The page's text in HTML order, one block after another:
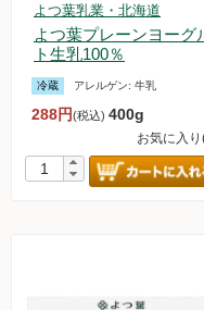
よつ葉乳業・北海道
よつ葉プレーンヨーグ
ト生乳100％
冷蔵 アレルゲン: 牛乳
288円(税込) 400g
お気に入